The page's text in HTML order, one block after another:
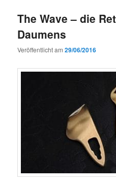
The Wave – die
Daumens
Veröffentlicht am29/06/2016